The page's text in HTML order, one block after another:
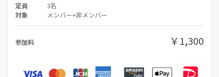
定員 3名
対象 メンバー+非メンバー
参加料 ￥1,300